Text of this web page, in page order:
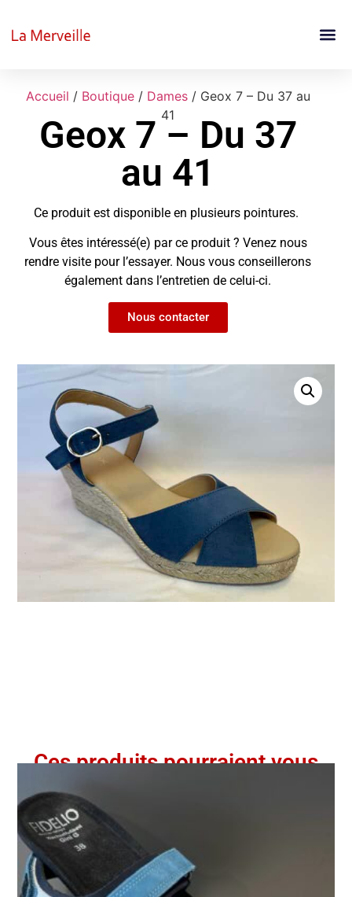
Accueil / Boutique/ Dames/ Geox 7 – Du 37 au
41
Geox 7 – Du 37
au 41
Ce produit est disponible en plusieurs pointures.
Vous êtes intéressé(e) par ce produit ? Venez nous
rendre visite pour l’essayer. Nous vous conseillerons
également dans l’entretien de celui-ci.
Nous contacter
Ces produits pourraient vous